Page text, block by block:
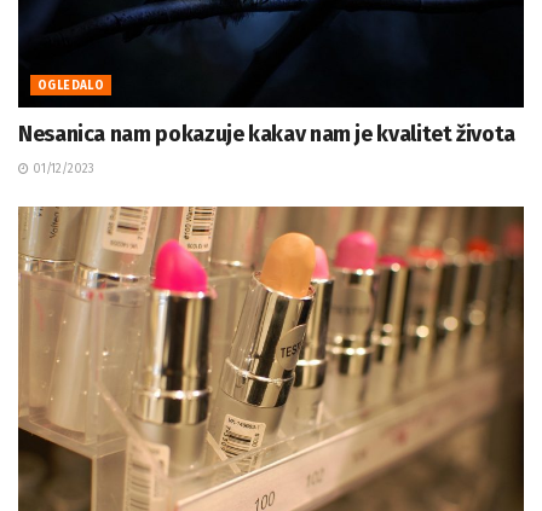
OGLEDALO
Nesanica nam pokazuje kakav nam je kvalitet života
01/12/2023